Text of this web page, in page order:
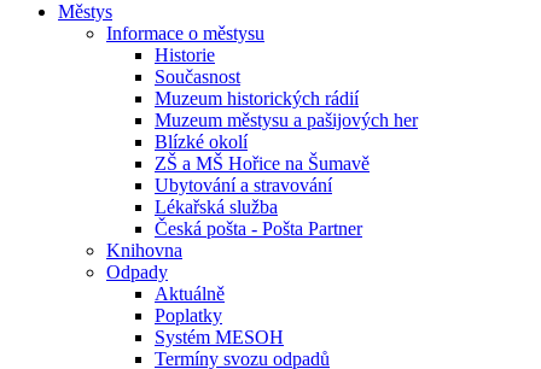
Městys
Informace o městysu
Historie
Současnost
Muzeum historických rádií
Muzeum městysu a pašijových her
Blízké okolí
ZŠ a MŠ Hořice na Šumavě
Ubytování a stravování
Lékařská služba
Česká pošta - Pošta Partner
Knihovna
Odpady
Aktuálně
Poplatky
Systém MESOH
Termíny svozu odpadů